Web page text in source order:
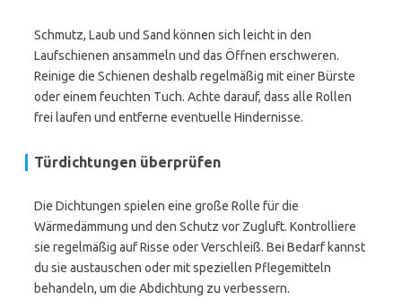
Schmutz, Laub und Sand können sich leicht in den
Laufschienen ansammeln und das Öffnen erschweren.
Reinige die Schienen deshalb regelmäßig mit einer Bürste
oder einem feuchten Tuch. Achte darauf, dass alle Rollen
frei laufen und entferne eventuelle Hindernisse.
Türdichtungen überprüfen
Die Dichtungen spielen eine große Rolle für die
Wärmedämmung und den Schutz vor Zugluft. Kontrolliere
sie regelmäßig auf Risse oder Verschleiß. Bei Bedarf kannst
du sie austauschen oder mit speziellen Pflegemitteln
behandeln, um die Abdichtung zu verbessern.